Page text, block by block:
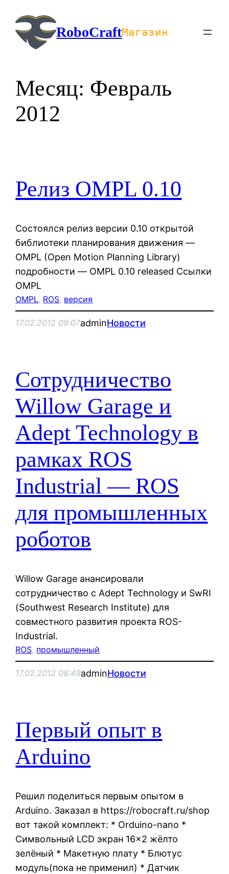
содержимомуRoboCraftМагазин
Месяц: Февраль
2012
Релиз OMPL 0.10
Состоялся релиз версии 0.10 открытой
библиотеки планирования движения —
OMPL (Open Motion Planning Library)
подробности — OMPL 0.10 released Ссылки
OMPL
OMPL, ROS, версия
17.02.2012 09:07adminНовости
Сотрудничество
Willow Garage и
Adept Technology в
рамках ROS
Industrial — ROS
для промышленных
роботов
Willow Garage анансировали
сотрудничество с Adept Technology и SwRI
(Southwest Research Institute) для
совместного развития проекта ROS-
Industrial.
ROS, промышленный
17.02.2012 08:49adminНовости
Первый опыт в
Arduino
Решил поделиться первым опытом в
Arduino. Заказал в https://robocraft.ru/shop
вот такой комплект: * Orduino-nano *
Символьный LCD экран 16×2 жёлто
зелёный * Макетную плату * Блютус
модуль(пока не применил) * Датчик